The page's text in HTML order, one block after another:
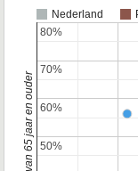
Nederland
50%
50%
60%
60%
70%
70%
80%
80%